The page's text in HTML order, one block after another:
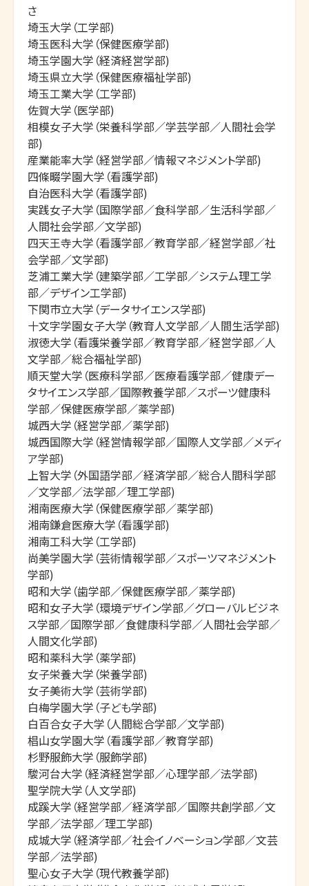
さ
埼玉大学（工学部)
埼玉医科大学（保健医療学部)
埼玉学園大学（経済経営学部)
埼玉県立大学（保健医療福祉学部)
埼玉工業大学（工学部)
佐賀大学（医学部)
相模女子大学（栄養科学部／学芸学部／人間社会学
部)
産業能率大学（経営学部／情報マネジメント学部)
四條畷学園大学（看護学部)
自治医科大学（看護学部)
実践女子大学（国際学部／食科学部／生活科学部／
人間社会学部／文学部)
四天王寺大学（看護学部／教育学部／経営学部／社
会学部／文学部)
芝浦工業大学（建築学部／工学部／システム理工学
部／デザイン工学部)
下関市立大学（データサイエンス学部)
十文字学園女子大学（教育人文学部／人間生活学部)
淑徳大学（看護栄養学部／教育学部／経営学部／人
文学部／総合福祉学部)
順天堂大学（医療科学部／医療看護学部／健康デー
タサイエンス学部／国際教養学部／スポーツ健康科
学部／保健医療学部／薬学部)
城西大学（経営学部／薬学部)
城西国際大学（経営情報学部／国際人文学部／メディ
ア学部)
上智大学（外国語学部／経済学部／総合人間科学部
／文学部／法学部／理工学部)
湘南医療大学（保健医療学部／薬学部)
湘南鎌倉医療大学（看護学部)
湘南工科大学（工学部)
尚美学園大学（芸術情報学部／スポーツマネジメント
学部)
昭和大学（歯学部／保健医療学部／薬学部)
昭和女子大学（環境デザイン学部／グローバルビジネ
ス学部／国際学部／食健康科学部／人間社会学部／
人間文化学部)
昭和薬科大学（薬学部)
女子栄養大学（栄養学部)
女子美術大学（芸術学部)
白梅学園大学（子ども学部)
白百合女子大学（人間総合学部／文学部)
椙山女学園大学（看護学部／教育学部)
杉野服飾大学（服飾学部)
駿河台大学（経済経営学部／心理学部／法学部)
聖学院大学（人文学部)
成蹊大学（経営学部／経済学部／国際共創学部／文
学部／法学部／理工学部)
成城大学（経済学部／社会イノベーション学部／文芸
学部／法学部)
聖心女子大学（現代教養学部)